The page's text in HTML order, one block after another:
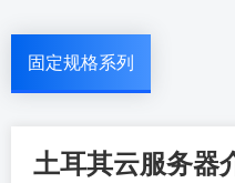
固定规格系列
土耳其云服务器